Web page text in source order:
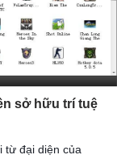
sở hữu trí tuệ
từ đại diện của